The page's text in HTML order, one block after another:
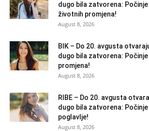
dugo bila zatvorena:
životnih promjena!
August 8, 2026
BIK – Do 20. avgusta
dugo bila zatvorena:
promjena!
August 8, 2026
RIBE – Do 20. avgusta
dugo bila zatvorena:
poglavlje!
August 8, 2026